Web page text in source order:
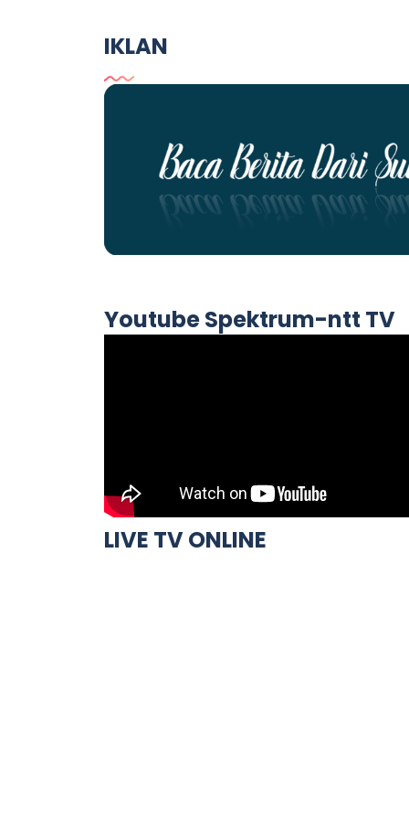
IKLAN
Youtube Spektrum-ntt TV
LIVE TV ONLINE